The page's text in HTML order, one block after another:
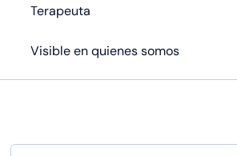
Terapeuta
Visible en quienes somos